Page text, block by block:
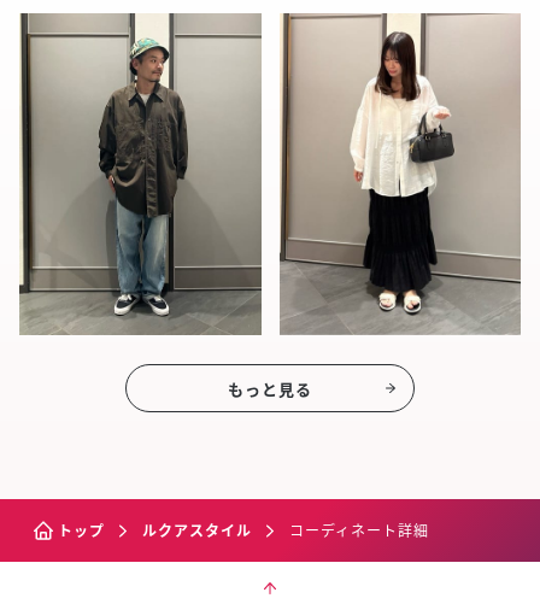
もっと見る
トップ ルクアスタイル コーディネート詳細